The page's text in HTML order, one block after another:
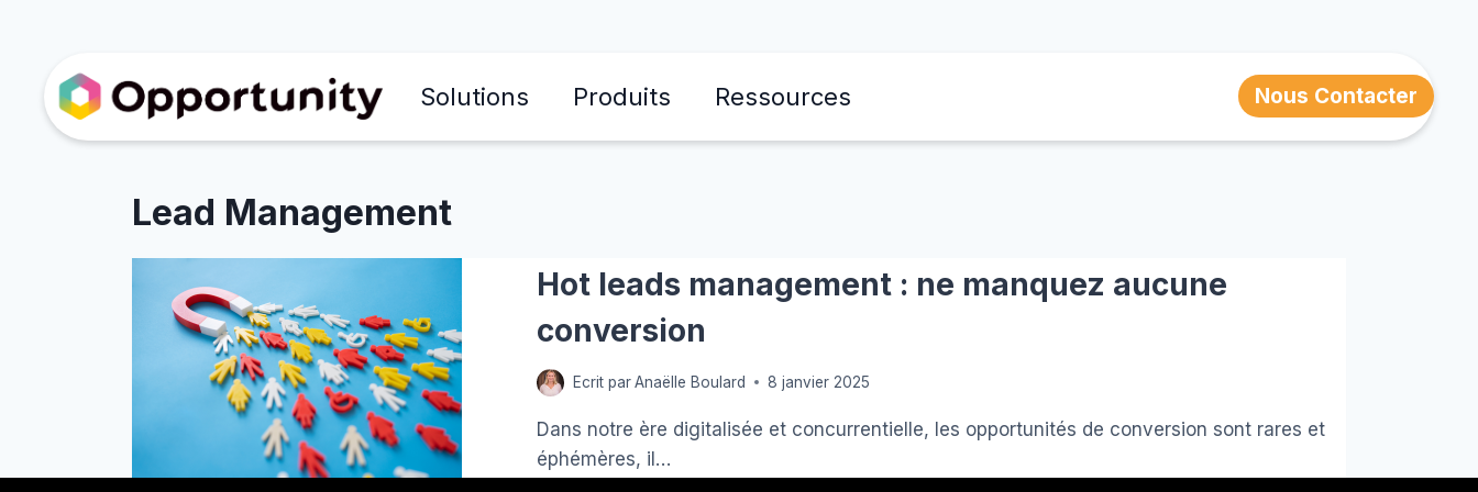
Solutions Produits Ressources Nous Contacter
Lead Management
Hot leads management : ne manquez aucune
conversion
Ecrit parAnaëlle Boulard 8 janvier 2025
Dans notre ère digitalisée et concurrentielle, les opportunités de conversion sont rares et
éphémères, il…